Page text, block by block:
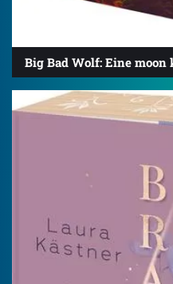
Big Bad Wolf: Eine moon